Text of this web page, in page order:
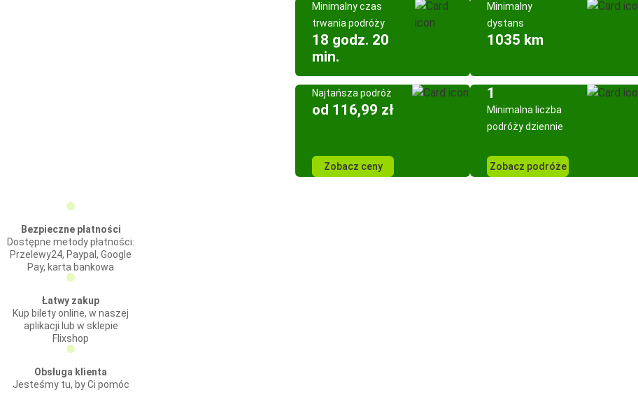
Minimalny czas
trwania podróży
18 godz. 20
min.
Minimalny
dystans
1035 km
Najtańsza podróż
od 116,99 zł
Zobacz ceny
1
Minimalna liczba
podróży dziennie
Zobacz podróże
Bezpieczne płatności
Dostępne metody płatności:
Przelewy24, Paypal, Google
Pay, karta bankowa
Łatwy zakup
Kup bilety online, w naszej
aplikacji lub w sklepie
Flixshop
Obsługa klienta
Jesteśmy tu, by Ci pomóc